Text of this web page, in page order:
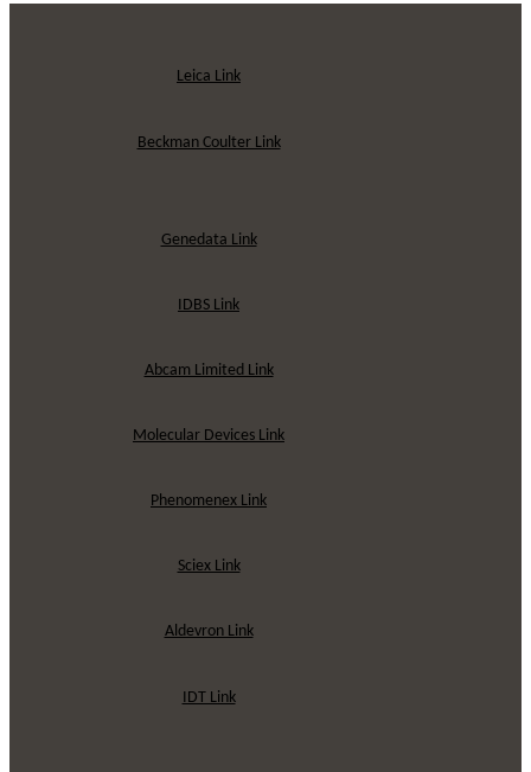
Leica Link
Beckman Coulter Link
Genedata Link
IDBS Link
Abcam Limited Link
Molecular Devices Link
Phenomenex Link
Sciex Link
Aldevron Link
IDT Link